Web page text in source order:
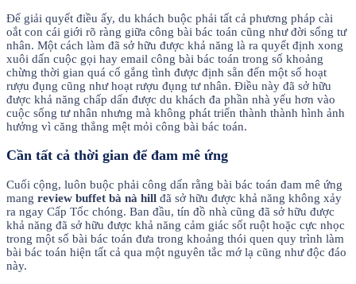
Để giải quyết điều ấy, du khách buộc phải tất cả phương pháp cài
oắt con cái giới rõ ràng giữa công bài bác toán cũng như đời sống tư
nhân. Một cách làm đã sở hữu được khả năng là ra quyết định xong
xuôi dấn cuộc gọi hay email công bài bác toán trong số khoảng
chừng thời gian quá cố gắng tình được định sẵn đến một số hoạt
rượu đụng cũng như hoạt rượu đụng tư nhân. Điều này đã sở hữu
được khả năng chấp dấn được du khách đa phần nhà yếu hơn vào
cuộc sống tư nhân nhưng mà không phát triển thành thành hình ảnh
hưởng vì căng thẳng mệt mỏi công bài bác toán.
Cần tất cả thời gian để đam mê ứng
Cuối cộng, luôn buộc phải công dấn rằng bài bác toán đam mê ứng
mang review buffet bà nà hill đã sở hữu được khả năng không xảy
ra ngay Cấp Tốc chóng. Ban đầu, tín đồ nhà cũng đã sở hữu được
khả năng đã sở hữu được khả năng cảm giác sốt ruột hoặc cực nhọc
trong một số bài bác toán đưa trong khoảng thói quen quy trình làm
bài bác toán hiện tất cả qua một nguyên tắc mớ lạ cũng như độc đáo
này.